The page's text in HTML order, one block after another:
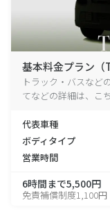
基本料金プラン（
トラック・バスなど
てなどの詳細は、こ
代表車種
ボディタイプ
営業時間
6時間まで5,500円
免責補償制度1,100円